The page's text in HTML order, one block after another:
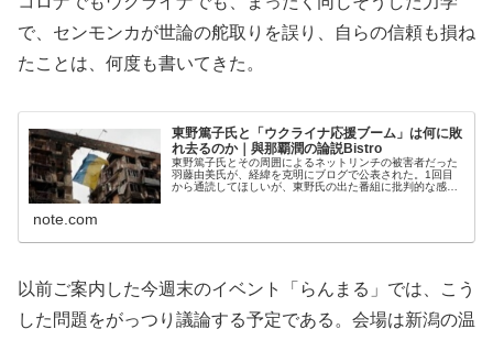
で、センモンカが世論の舵取りを誤り、自らの信頼も損ね
たことは、何度も書いてきた。
東野篤子氏と「ウクライナ応援ブーム」は何に敗
れ去るのか｜與那覇潤の論説Bistro
東野篤子氏とその周囲によるネットリンチの被害者だった
羽藤由美氏が、経緯を克明にブログで公表された。1回目
から通読してほしいが、東野氏の出た番組に批判的な感想
note.com
以前ご案内した今週末のイベント「らんまる」では、こう
した問題をがっつり議論する予定である。会場は新潟の温